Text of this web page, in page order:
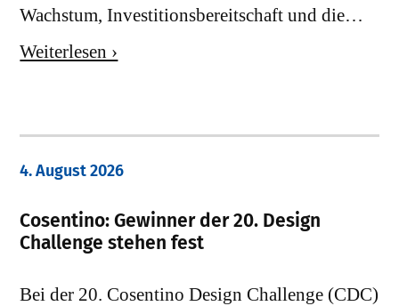
Wachstum, Investitionsbereitschaft und die…
Weiterlesen ›
4. August 2026
Cosentino: Gewinner der 20. Design
Challenge stehen fest
Bei der 20. Cosentino Design Challenge (CDC)